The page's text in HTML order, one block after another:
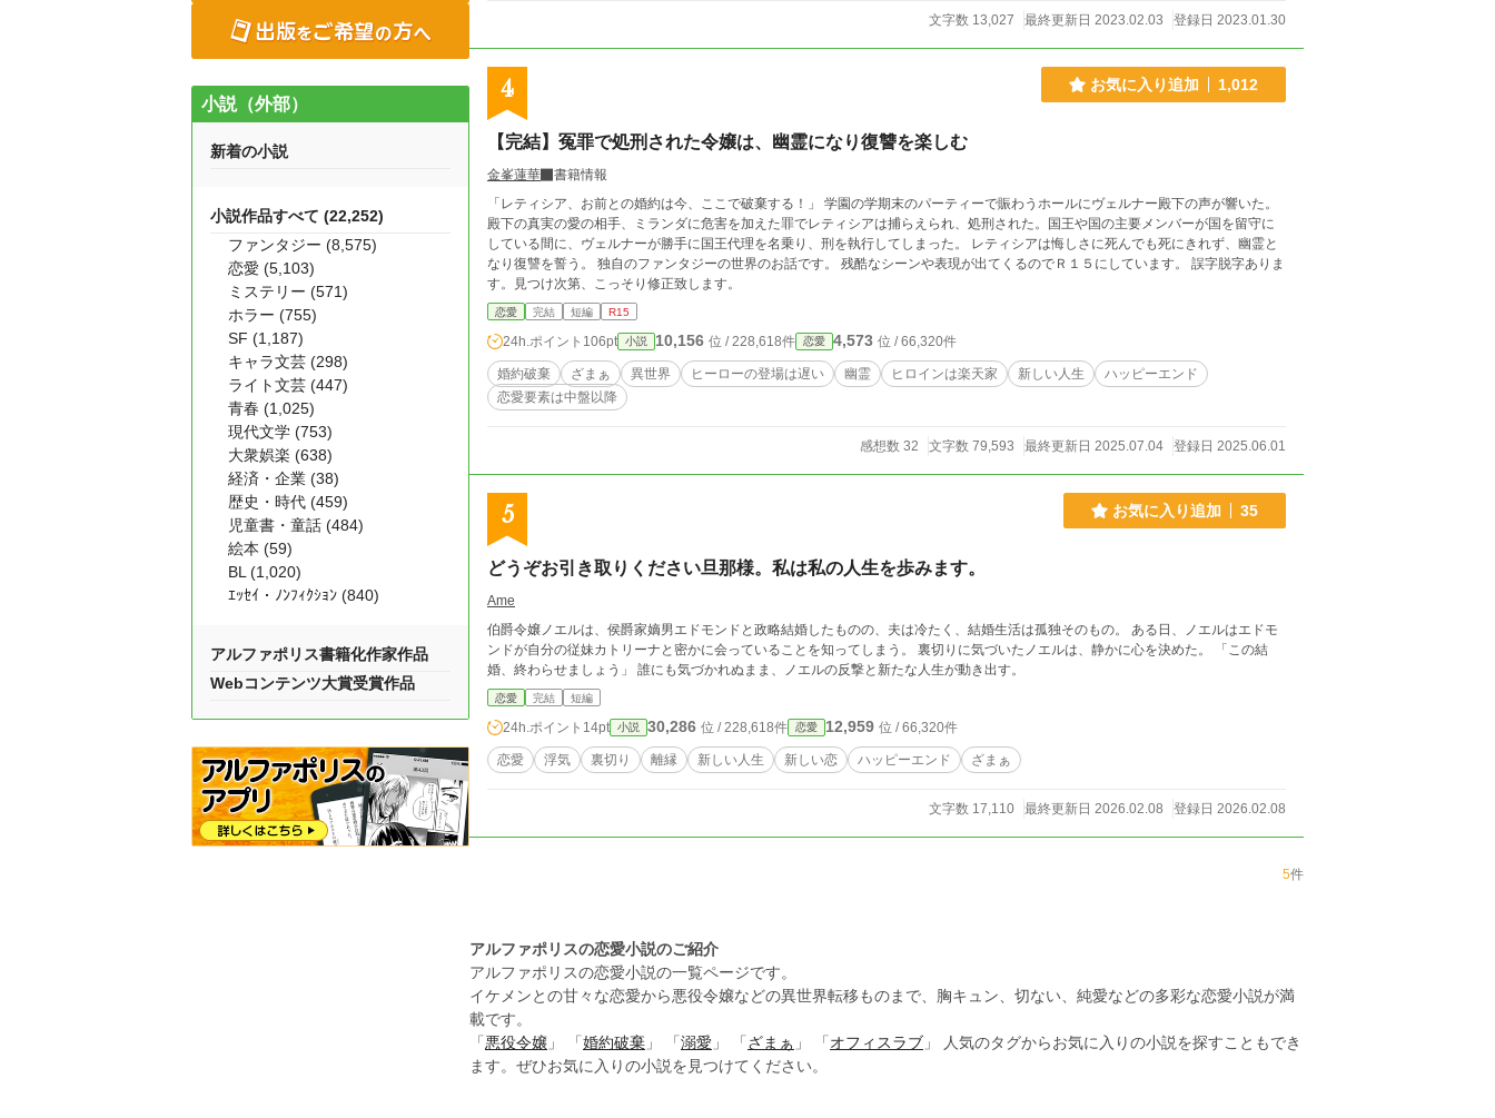
文字数 13,027 最終更新日 2023.02.03 登録日 2023.01.30
4 お気に入り追加 1,012
【完結】冤罪で処刑された令嬢は、幽霊になり復讐を楽しむ
金峯蓮華
書籍情報
「レティシア、お前との婚約は今、ここで破棄する！」 学園の学期末のパーティーで賑わうホールにヴェルナー殿下の声が響いた。
殿下の真実の愛の相手、ミランダに危害を加えた罪でレティシアは捕らえられ、処刑された。国王や国の主要メンバーが国を留守に
している間に、ヴェルナーが勝手に国王代理を名乗り、刑を執行してしまった。 レティシアは悔しさに死んでも死にきれず、幽霊と
なり復讐を誓う。 独自のファンタジーの世界のお話です。 残酷なシーンや表現が出てくるのでＲ１５にしています。 誤字脱字ありま
す。見つけ次第、こっそり修正致します。
恋愛 完結 短編 R15
24h.ポイント 106pt 小説 10,156 位 / 228,618件 恋愛 4,573 位 / 66,320件
婚約破棄 ざまぁ 異世界 ヒーローの登場は遅い 幽霊 ヒロインは楽天家 新しい人生
ハッピーエンド
恋愛要素は中盤以降
感想数 32 文字数 79,593 最終更新日 2025.07.04 登録日 2025.06.01
5 お気に入り追加 35
どうぞお引き取りください旦那様。私は私の人生を歩みます。
Ame
伯爵令嬢ノエルは、侯爵家嫡男エドモンドと政略結婚したものの、夫は冷たく、結婚生活は孤独そのもの。 ある日、ノエルはエドモ
ンドが自分の従妹カトリーナと密かに会っていることを知ってしまう。 裏切りに気づいたノエルは、静かに心を決めた。 「この結
婚、終わらせましょう」 誰にも気づかれぬまま、ノエルの反撃と新たな人生が動き出す。
恋愛 完結 短編
24h.ポイント 14pt 小説 30,286 位 / 228,618件 恋愛 12,959 位 / 66,320件
恋愛 浮気 裏切り 離縁 新しい人生 新しい恋 ハッピーエンド ざまぁ
文字数 17,110 最終更新日 2026.02.08 登録日 2026.02.08
5件
アルファポリスの恋愛小説のご紹介
アルファポリスの恋愛小説の一覧ページです。
イケメンとの甘々な恋愛から悪役令嬢などの異世界転移ものまで、胸キュン、切ない、純愛などの多彩な恋愛小説が満
載です。
「 悪役令嬢 」 「 婚約破棄 」 「 溺愛 」 「 ざまぁ 」 「 オフィスラブ 」 人気のタグからお気に入りの小説を探すこともでき
ます。ぜひお気に入りの小説を見つけてください。
小説（外部）
新着の小説
小説作品すべて (22,252)
ファンタジー (8,575)
恋愛 (5,103)
ミステリー (571)
ホラー (755)
SF (1,187)
キャラ文芸 (298)
ライト文芸 (447)
青春 (1,025)
現代文学 (753)
大衆娯楽 (638)
経済・企業 (38)
歴史・時代 (459)
児童書・童話 (484)
絵本 (59)
BL (1,020)
ｴｯｾｲ・ﾉﾝﾌｨｸｼｮﾝ (840)
アルファポリス書籍化作家作品
Webコンテンツ大賞受賞作品